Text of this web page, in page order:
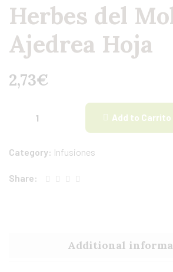
Herbes del
Ajedrea Hoja
2,73€
Add to Carrito
Category: Infusiones
Share:
Additional